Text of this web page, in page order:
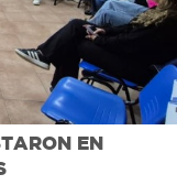
EN